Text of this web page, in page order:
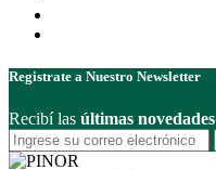
Registrate a Nuestro Newsletter
Recibí las últimas novedades